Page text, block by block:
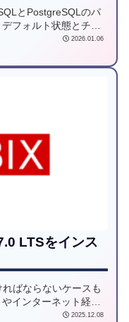
とPostgreSQLのパ
フォルト状態とチュ
実行時間に
）を解説します。
2026.01.06
LTSをインス
ばならないケースも
インターネット経由
。そこで本記事では、
2025.12.08